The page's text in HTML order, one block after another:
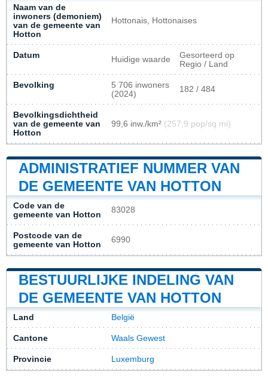
Naam van de
inwoners (demoniem)
van de gemeente van
Hotton
Hottonais, Hottonaises
Datum Huidige waarde
Gesorteerd op
Regio / Land
Bevolking
5 706 inwoners
(2024)
182 / 484
Bevolkingsdichtheid
van de gemeente van
Hotton
99,6 inw./km² (257,9 pop/sq mi)
ADMINISTRATIEF NUMMER VAN
DE GEMEENTE VAN HOTTON
Code van de
gemeente van Hotton
83028
Postcode van de
gemeente van Hotton
6990
BESTUURLIJKE INDELING VAN
DE GEMEENTE VAN HOTTON
Land België
Cantone Waals Gewest
Provincie Luxemburg